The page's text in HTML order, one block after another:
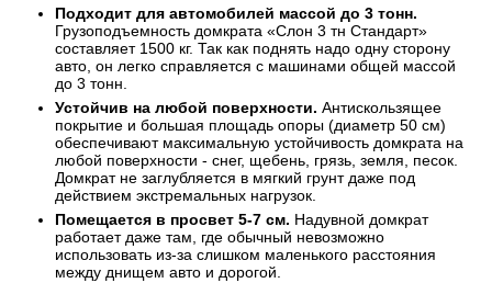
Подходит для автомобилей массой до 3 тонн.
Грузоподъемность домкрата «Слон 3 тн Стандарт»
составляет 1500 кг. Так как поднять надо одну сторону
авто, он легко справляется с машинами общей массой
до 3 тонн.
Устойчив на любой поверхности. Антискользящее
покрытие и большая площадь опоры (диаметр 50 см)
обеспечивают максимальную устойчивость домкрата на
любой поверхности - снег, щебень, грязь, земля, песок.
Домкрат не заглубляется в мягкий грунт даже под
действием экстремальных нагрузок.
Помещается в просвет 5-7 см. Надувной домкрат
работает даже там, где обычный невозможно
использовать из-за слишком маленького расстояния
между днищем авто и дорогой.